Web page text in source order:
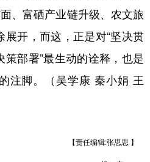
、富硒产业链升级、农文旅
开，而这，正是对“坚决贯
部署”最生动的诠释，也是
注脚。（吴学康 秦小娟 王
【责任编辑:张思思 】